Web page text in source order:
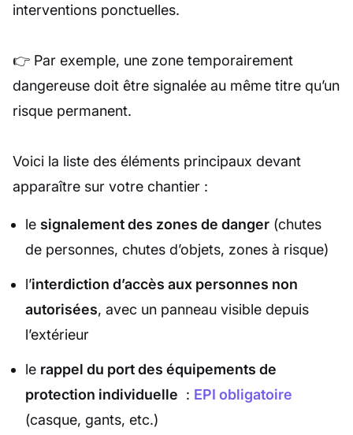
interventions ponctuelles.
👉 Par exemple, une zone temporairement
dangereuse doit être signalée au même titre qu’un
risque permanent.
Voici la liste des éléments principaux devant
apparaître sur votre chantier :
le signalement des zones de danger (chutes
de personnes, chutes d’objets, zones à risque)
l’interdiction d’accès aux personnes non
autorisées, avec un panneau visible depuis
l’extérieur
le rappel du port des équipements de
protection individuelle : EPI obligatoire
(casque, gants, etc.)